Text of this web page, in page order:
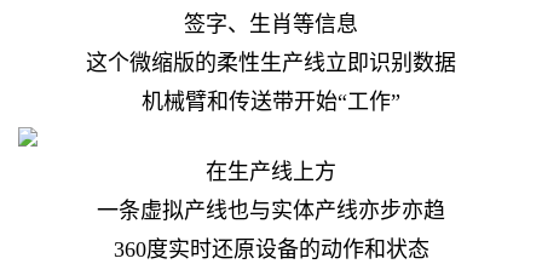
签字、生肖等信息
这个微缩版的柔性生产线立即识别数据
机械臂和传送带开始“工作”
在生产线上方
一条虚拟产线也与实体产线亦步亦趋
360度实时还原设备的动作和状态